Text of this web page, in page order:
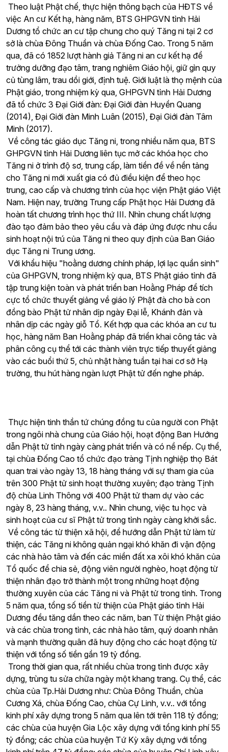
Theo luật Phật chế, thực hiện thông bạch của HĐTS về
việc An cư Kết hạ, hàng năm, BTS GHPGVN tỉnh Hải
Dương tổ chức an cư tập chung cho quý Tăng ni tại 2 cơ
sở là chùa Đông Thuần và chùa Đống Cao. Trong 5 năm
qua, đã có 1852 lượt hành giả Tăng ni an cư kết hạ để
trưởng dưỡng đạo tâm, trang nghiêm Giáo hội, giữ gìn quy
củ tùng lâm, trau dồi giới, định tuệ. Giới luật là thọ mệnh của
Phật giáo, trong nhiệm kỳ qua, GHPGVN tỉnh Hải Dương
đã tổ chức 3 Đại Giới đàn: Đại Giới đàn Huyền Quang
(2014), Đại Giới đàn Minh Luân (2015), Đại Giới đàn Tâm
Minh (2017).
Về công tác giáo dục Tăng ni, trong nhiều năm qua, BTS
GHPGVN tỉnh Hải Dương liên tục mở các khóa học cho
Tăng ni ở trình độ sơ, trung cấp, làm tiền đề về nền tảng
cho Tăng ni mới xuất gia có đủ điều kiện để theo học
trung, cao cấp và chương trình của học viện Phật giáo Việt
Nam. Hiện nay, trường Trung cấp Phật học Hải Dương đã
hoàn tất chương trình học thứ III. Nhìn chung chất lượng
đào tạo đảm bảo theo yêu cầu và đáp ứng được nhu cầu
sinh hoạt nội trú của Tăng ni theo quy định của Ban Giáo
dục Tăng ni Trung ương.
Với khẩu hiệu "hoằng dương chính pháp, lợi lạc quần sinh"
của GHPGVN, trong nhiệm kỳ qua, BTS Phật giáo tỉnh đã
tập trung kiện toàn và phát triển ban Hoằng Pháp để tích
cực tổ chức thuyết giảng về giáo lý Phật đà cho bà con
đồng bào Phật tử nhân dịp ngày Đại lễ, Khánh đản và
nhân dịp các ngày giỗ Tổ. Kết hợp qua các khóa an cư tu
học, hàng năm Ban Hoằng pháp đã triển khai công tác và
phân công cụ thể tới các thành viên trực tiếp thuyết giảng
vào các buổi thứ 5, chủ nhật hàng tuần tại hai cơ sở Hạ
trường, thu hút hàng ngàn lượt Phật tử đến nghe pháp.
Thực hiện tinh thần tứ chúng đồng tu của người con Phật
trong ngôi nhà chung của Giáo hội, hoạt động Ban Hướng
dẫn Phật tử tỉnh ngày càng phát triển và có nề nếp. Cụ thể,
tại chùa Đống Cao tổ chức đạo tràng Tịnh nghiệp thọ Bát
quan trai vào ngày 13, 18 hàng tháng với sự tham gia của
trên 300 Phật tử sinh hoạt thường xuyên; đạo tràng Tịnh
độ chùa Linh Thông với 400 Phật tử tham dự vào các
ngày 8, 23 hàng tháng, v.v.. Nhìn chung, việc tu học và
sinh hoạt của cư sĩ Phật tử trong tỉnh ngày càng khởi sắc.
Về công tác từ thiện xã hội, để hướng dẫn Phật tử làm từ
thiện, các Tăng ni không quản ngại khó khăn đi vận động
các nhà hảo tâm và đến các miền đất xa xôi khó khăn của
Tổ quốc để chia sẻ, động viên người nghèo, hoạt động từ
thiện nhân đạo trở thành một trong những hoạt động
thường xuyên của các Tăng ni và Phật tử trong tỉnh. Trong
5 năm qua, tổng số tiền từ thiện của Phật giáo tỉnh Hải
Dương đều tăng dần theo các năm, ban Từ thiện Phật giáo
và các chùa trong tỉnh, các nhà hảo tâm, quý doanh nhân
và mạnh thường quân đã huy động cho các hoạt động từ
thiện với tổng số tiền gần 19 tỷ đồng.
Trong thời gian qua, rất nhiều chùa trong tỉnh được xây
dựng, trùng tu sửa chữa ngày một khang trang. Cụ thể, các
chùa của Tp.Hải Dương như: Chùa Đông Thuần, chùa
Cương Xá, chùa Đống Cao, chùa Cự Linh, v.v.. với tổng
kinh phí xây dựng trong 5 năm qua lên tới trên 118 tỷ đồng;
các chùa của huyện Gia Lộc xây dựng với tổng kinh phí 55
tỷ đồng; các chùa của huyện Tứ Kỳ xây dựng với tổng